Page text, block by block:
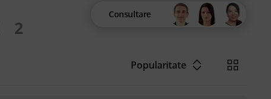
2
Consultare
Popularitate